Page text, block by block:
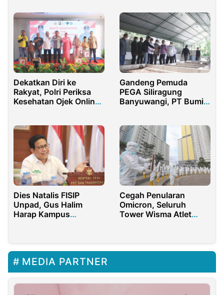
Dekatkan Diri ke
Rakyat, Polri Periksa
Kesehatan Ojek Online
Gandeng Pemuda
PEGA Siliragung
Banyuwangi, PT Bumi
Maggot
Dies Natalis FISIP
Unpad, Gus Halim
Harap Kampus
Cegah Penularan
Omicron, Seluruh
Tower Wisma Atlet
MEDIA PARTNER